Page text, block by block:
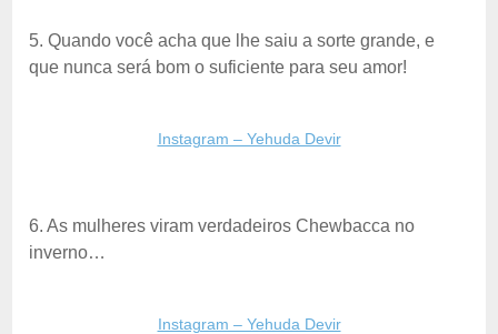
5. Quando você acha que lhe saiu a sorte grande, e
que nunca será bom o suficiente para seu amor!
Instagram – Yehuda Devir
6. As mulheres viram verdadeiros Chewbacca no
inverno…
Instagram – Yehuda Devir